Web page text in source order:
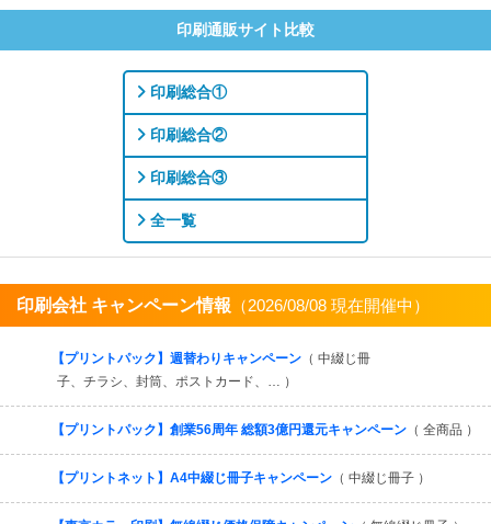
印刷通販サイト比較
印刷総合①
印刷総合②
印刷総合③
全一覧
印刷会社 キャンペーン情報 （2026/08/08 現在開催中）
【プリントパック】週替わりキャンペーン （ 中綴じ冊
子、チラシ、封筒、ポストカード、… ）
【プリントパック】創業56周年 総額3億円還元キャンペーン （ 全商品 ）
【プリントネット】A4中綴じ冊子キャンペーン （ 中綴じ冊子 ）